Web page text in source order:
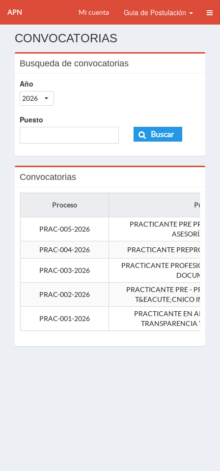
APN Mi cuenta Guia de Postulación
CONVOCATORIAS
Busqueda de convocatorias
Año
2026
Puesto
Buscar
Convocatorias
Proceso Puesto
PRAC-005-2026
PRACTICANTE PRE
ASESORÍA
PRAC-004-2026
PRACTICANTE
PRAC-003-2026
PRACTICANTE
PRAC-002-2026
PRACTICANTE PRE -
T&EACUTE;CNICO
PRAC-001-2026
PRACTICANTE EN APOYO
TRANSPARENCIA Y